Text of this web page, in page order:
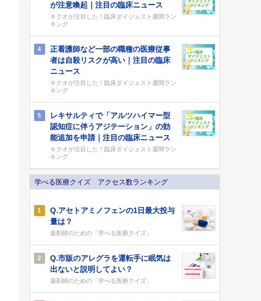
が注意喚起｜注目の臨床ニュース
キクオが注目した！臨床ダイジェスト週間ラン
キング
4
正看護師など一部の職種の医療従事
者は自殺リスクが高い｜注目の臨床
ニュース
キクオが注目した！臨床ダイジェスト週間ラン
キング
5
レキサルティで「アルツハイマー型
認知症に伴うアジテーション」の効
能追加を申請｜注目の臨床ニュース
キクオが注目した！臨床ダイジェスト週間ラン
キング
学べる医療クイズ アクセス数ランキング
1
Q.アセトアミノフェンの1日最大投与
量は？
薬剤師のための「学べる医療クイズ」
2
Q.市販のアレグラを運転手に眠気は
出ないと説明してよい？
薬剤師のための「学べる医療クイズ」